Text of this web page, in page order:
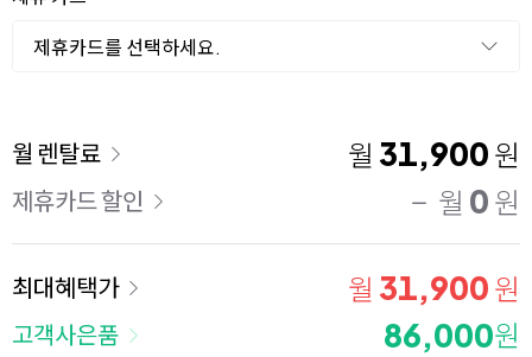
제휴카드를 선택하세요.
이용 요금
월 렌탈료 월 31,900 원
제휴카드 할인 월 0 원
최대혜택가 월 31,900 원
고객사은품 86,000원